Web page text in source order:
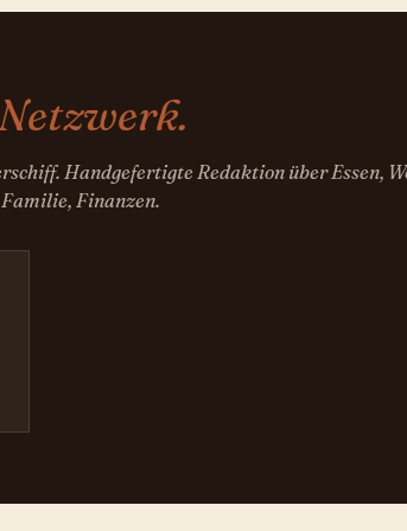
Handgefertigte Redaktion über Essen,
Finanzen.